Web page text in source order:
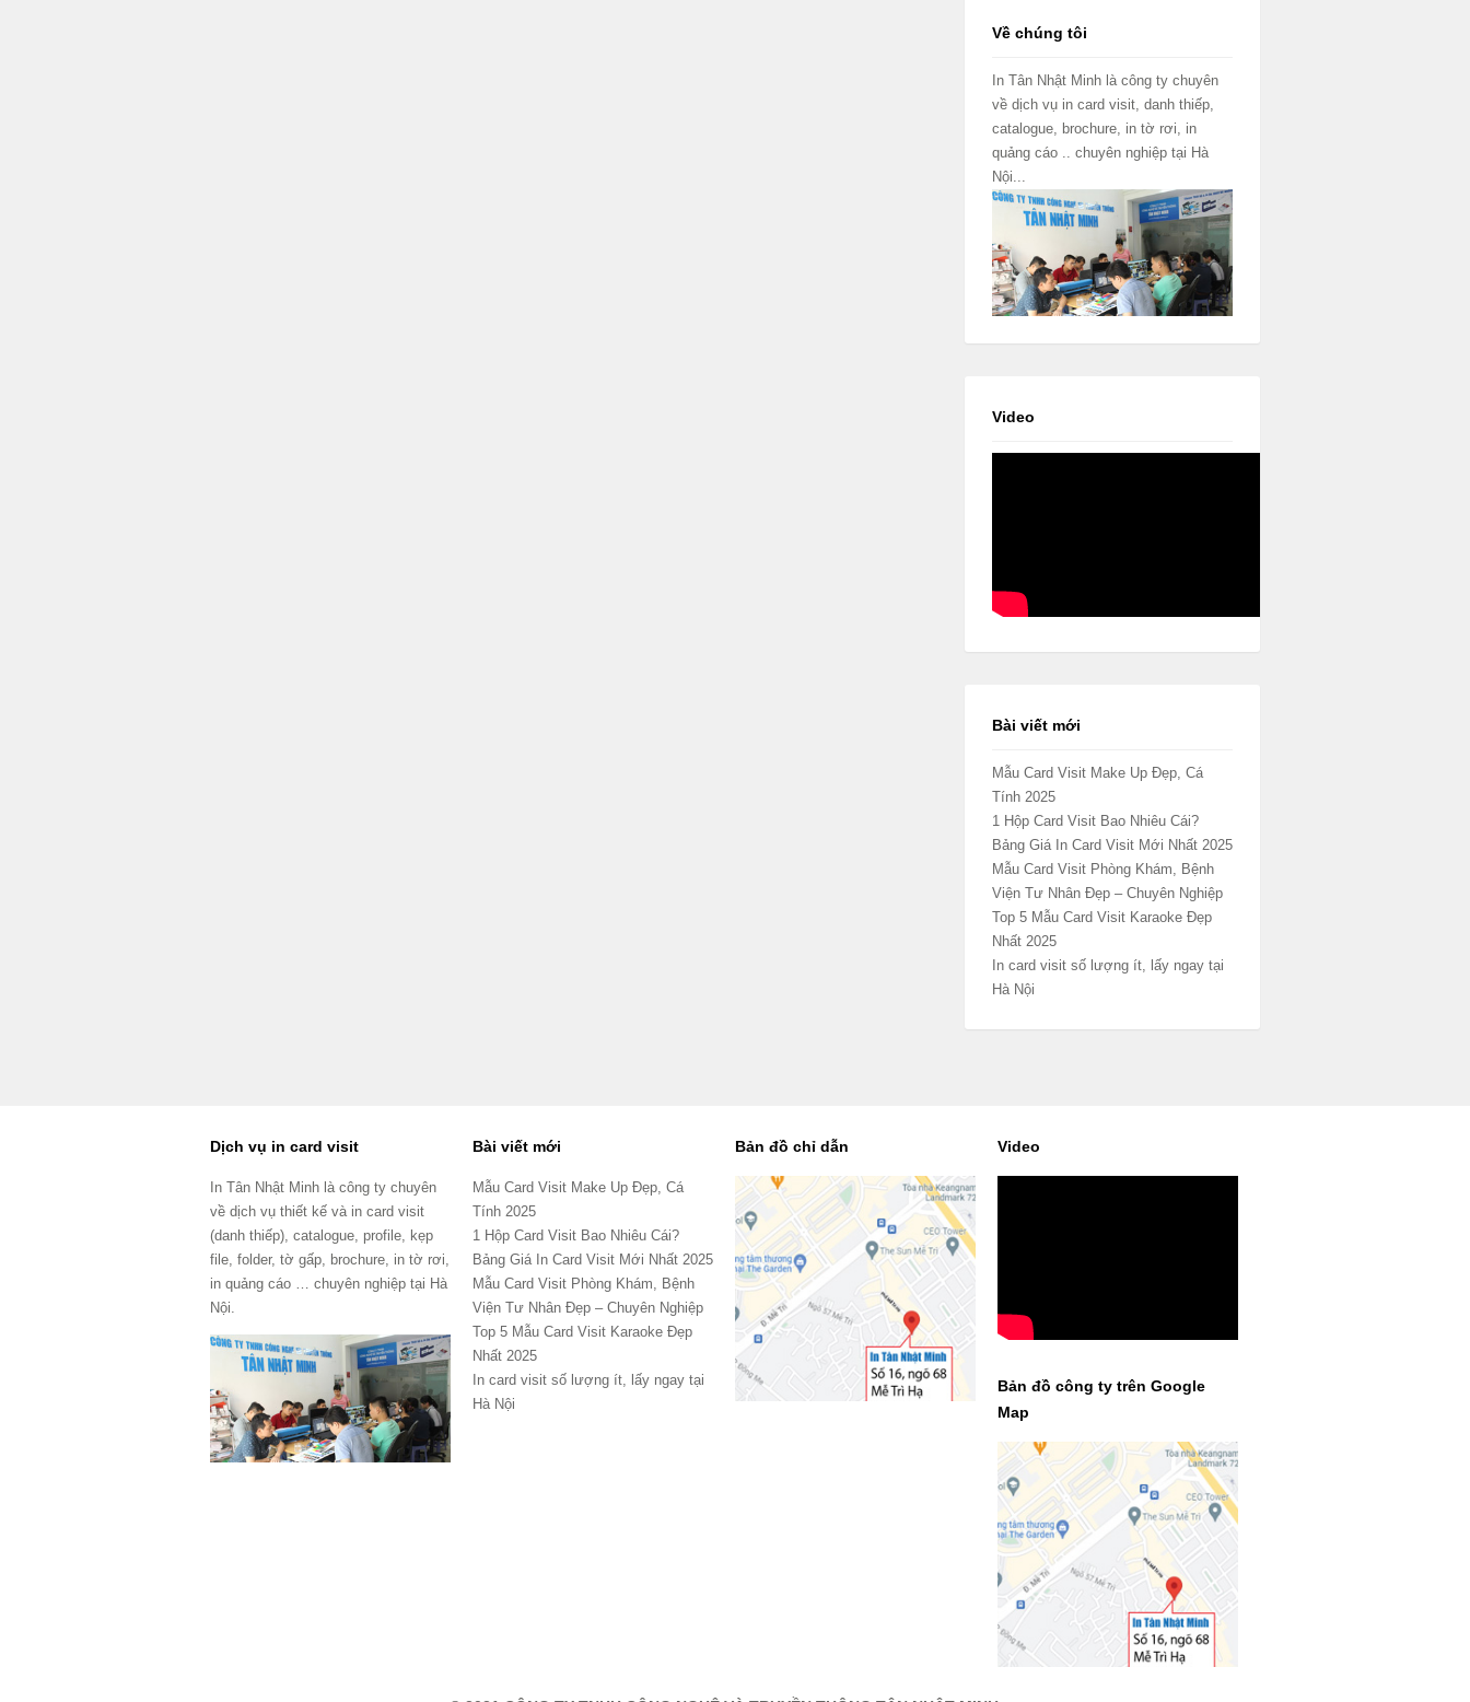
Về chúng tôi
In Tân Nhật Minh là công ty chuyên
về dịch vụ in card visit, danh thiếp,
catalogue, brochure, in tờ rơi, in
quảng cáo .. chuyên nghiệp tại Hà
Nội...
Video
Bài viết mới
Mẫu Card Visit Make Up Đẹp, Cá
Tính 2025
1 Hộp Card Visit Bao Nhiêu Cái?
Bảng Giá In Card Visit Mới Nhất 2025
Mẫu Card Visit Phòng Khám, Bệnh
Viện Tư Nhân Đẹp – Chuyên Nghiệp
Top 5 Mẫu Card Visit Karaoke Đẹp
Nhất 2025
In card visit số lượng ít, lấy ngay tại
Hà Nội
Dịch vụ in card visit
In Tân Nhật Minh là công ty chuyên
về dịch vụ thiết kế và in card visit
(danh thiếp), catalogue, profile, kẹp
file, folder, tờ gấp, brochure, in tờ rơi,
in quảng cáo … chuyên nghiệp tại Hà
Nội.
Bài viết mới
Mẫu Card Visit Make Up Đẹp, Cá
Tính 2025
1 Hộp Card Visit Bao Nhiêu Cái?
Bảng Giá In Card Visit Mới Nhất 2025
Mẫu Card Visit Phòng Khám, Bệnh
Viện Tư Nhân Đẹp – Chuyên Nghiệp
Top 5 Mẫu Card Visit Karaoke Đẹp
Nhất 2025
In card visit số lượng ít, lấy ngay tại
Hà Nội
Bản đồ chỉ dẫn Video
Bản đồ công ty trên Google
Map